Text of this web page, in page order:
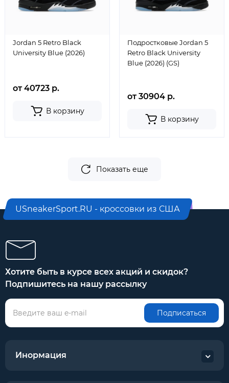
Jordan 5 Retro Black
University Blue (2026)
от 40723 р.
В корзину
Подростковые Jordan 5
Retro Black University
Blue (2026) (GS)
от 30904 р.
В корзину
Показать еще
USneakerSport.RU - кроссовки из США
Хотите быть в курсе всех акций и скидок?
Подпишитесь на нашу рассылку
Подписаться
Инормация